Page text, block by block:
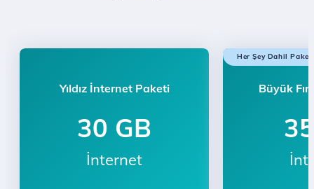
Yıldız İnternet Paketi
30 GB
İnternet
Her Şey Dahil
Büyük